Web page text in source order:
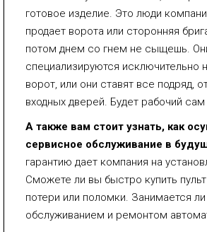
готовое изделие. Это люди
продает ворота или сторонняя
потом днем со гнем не сыщешь.
специализируются исключительно
ворот, или они ставят все подряд,
входных дверей. Будет рабочий
А также вам стоит узнать, как
сервисное обслуживание в
гарантию дает компания на
Сможете ли вы быстро купить
потери или поломки. Занимается
обслуживанием и ремонтом